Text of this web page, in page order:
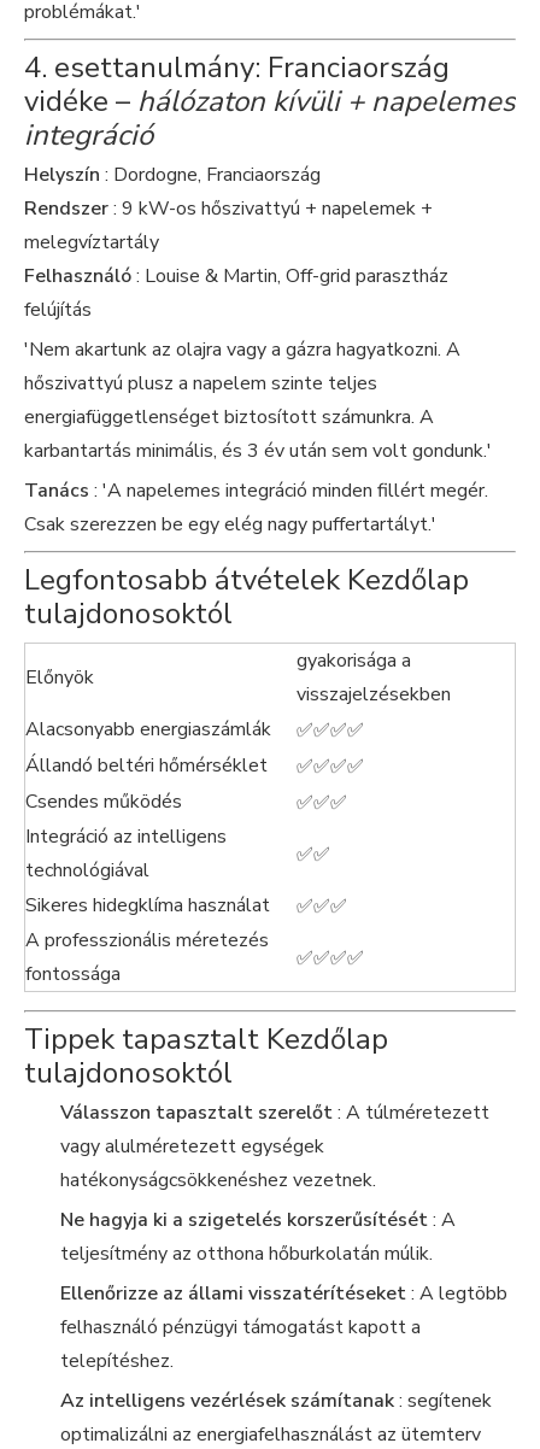
problémákat.'
4. esettanulmány: Franciaország
vidéke – hálózaton kívüli + napelemes
integráció
Helyszín : Dordogne, Franciaország
Rendszer: 9 kW-os hőszivattyú + napelemek +
melegvíztartály
Felhasználó: Louise & Martin, Off-grid parasztház
felújítás
'Nem akartunk az olajra vagy a gázra hagyatkozni. A
hőszivattyú plusz a napelem szinte teljes
energiafüggetlenséget biztosított számunkra. A
karbantartás minimális, és 3 év után sem volt gondunk.'
Tanács : 'A napelemes integráció minden fillért megér.
Csak szerezzen be egy elég nagy puffertartályt.'
Legfontosabb átvételek Kezdőlap
tulajdonosoktól
Előnyök
gyakorisága a
visszajelzésekben
Alacsonyabb energiaszámlák
✅✅✅✅
Állandó beltéri hőmérséklet
✅✅✅✅
Csendes működés
✅✅✅
Integráció az intelligens
technológiával
✅✅
Sikeres hidegklíma használat
✅✅✅
A professzionális méretezés
fontossága
✅✅✅✅
Tippek tapasztalt Kezdőlap
tulajdonosoktól
Válasszon tapasztalt szerelőt: A túlméretezett
vagy alulméretezett egységek
hatékonyságcsökkenéshez vezetnek.
Ne hagyja ki a szigetelés korszerűsítését: A
teljesítmény az otthona hőburkolatán múlik.
Ellenőrizze az állami visszatérítéseket: A legtöbb
felhasználó pénzügyi támogatást kapott a
telepítéshez.
Az intelligens vezérlések számítanak: segítenek
optimalizálni az energiafelhasználást az ütemterv